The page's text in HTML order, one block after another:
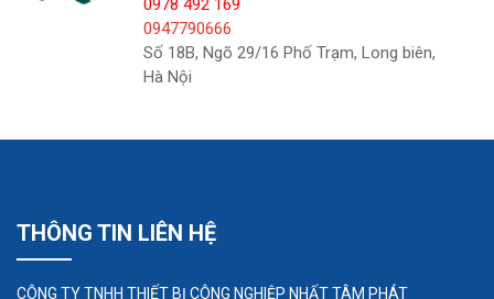
0978 492 169
0947790666
Số 18B, Ngõ 29/16 Phố Trạm, Long biên,
Hà Nội
THÔNG TIN LIÊN HỆ
CÔNG TY TNHH THIẾT BỊ CÔNG NGHIỆP NHẤT TÂM PHÁT